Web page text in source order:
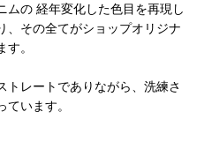
ムの 経年変化した色目を再現し
、その全てがショップオリジナ
。
トレートでありながら、洗練さ
います。